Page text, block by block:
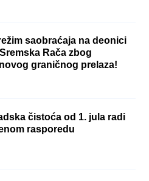
saobraćaja na deonici
Rača zbog
graničnog prelaza!
čistoća od 1. jula radi
rasporedu